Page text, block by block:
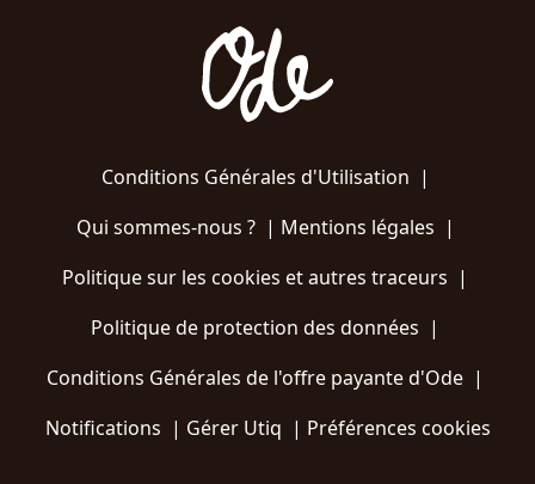
Conditions Générales d'Utilisation |
Qui sommes-nous ?| Mentions légales |
Politique sur les cookies et autres traceurs |
Politique de protection des données |
Conditions Générales de l'offre payante d'Ode |
Notifications | Gérer Utiq | Préférences cookies